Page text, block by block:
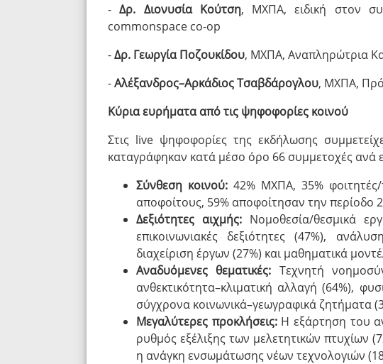
-Δρ. Διονυσία Κούτση, ΜΧΠΑ, ειδική στον
commonspace co-op
-Δρ. Γεωργία Ποζουκίδου, ΜΧΠΑ, Αναπληρώτρια
-Αλέξανδρος–Αρκάδιος Τσαβδάρογλου, ΜΧΠΑ,
Κύρια ευρήματα από τις ψηφοφορίες κοινού
Στις live ψηφοφορίες της εκδήλωσης
καταγράφηκαν κατά μέσο όρο 66 συμμετοχές ανά
Σύνθεση κοινού:42% ΜΧΠΑ, 35% φοιτητές/
αποφοίτους, 59% αποφοίτησαν την περίοδο
Δεξιότητες αιχμής: Νομοθεσία/θεσμικά
επικοινωνιακές δεξιότητες (47%),
διαχείριση έργων (27%) και μαθηματικά
Αναδυόμενες θεματικές: Τεχνητή
ανθεκτικότητα–κλιματική αλλαγή (64%),
σύγχρονα κοινωνικά–γεωγραφικά ζητήματα
Μεγαλύτερες προκλήσεις:Η εξάρτηση του
ρυθμός εξέλιξης των μελετητικών πτυχίων
η ανάγκη ενσωμάτωσης νέων τεχνολογιών